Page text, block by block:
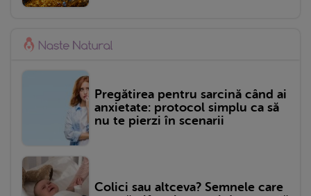
Pregătirea pentru sarcină când ai
anxietate: protocol simplu ca să
nu te pierzi în scenarii
Colici sau altceva? Semnele care